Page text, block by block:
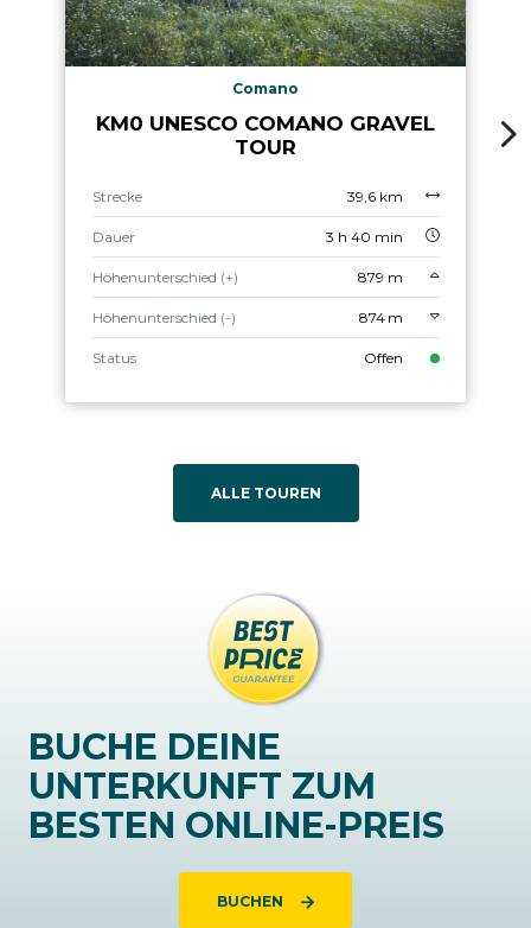
Comano
KM0 UNESCO COMANO GRAVEL
TOUR
Strecke 39,6 km
Dauer 3 h 40 min
Höhenunterschied (+) 879 m
Höhenunterschied (-) 874 m
Status Offen
ALLE TOUREN
BUCHE DEINE
UNTERKUNFT ZUM
BESTEN ONLINE-PREIS
BUCHEN